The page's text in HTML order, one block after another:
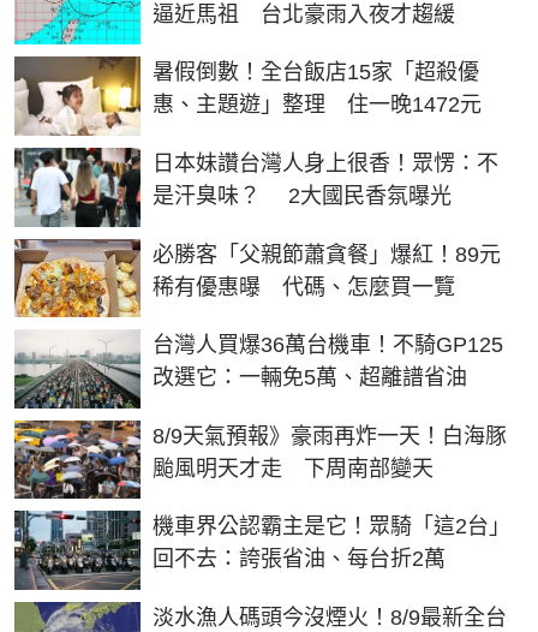
逼近馬祖 台北豪雨入夜才趨緩
暑假倒數！全台飯店15家「超殺優
惠、主題遊」整理 住一晚1472元
日本妹讚台灣人身上很香！眾愣：不
是汗臭味？ 2大國民香氛曝光
必勝客「父親節蕭貪餐」爆紅！89元
稀有優惠曝 代碼、怎麼買一覽
台灣人買爆36萬台機車！不騎GP125
改選它：一輛免5萬、超離譜省油
8/9天氣預報》豪雨再炸一天！白海豚
颱風明天才走 下周南部變天
機車界公認霸主是它！眾騎「這2台」
回不去：誇張省油、每台折2萬
淡水漁人碼頭今沒煙火！8/9最新全台